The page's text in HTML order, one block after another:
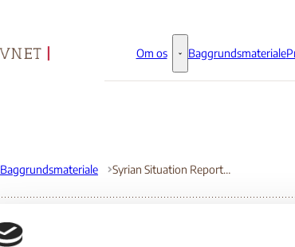
Om os Om os - Flere links
Baggrundsmateriale
Baggrundsmateriale Syrian Situation Report. September 28-October 10